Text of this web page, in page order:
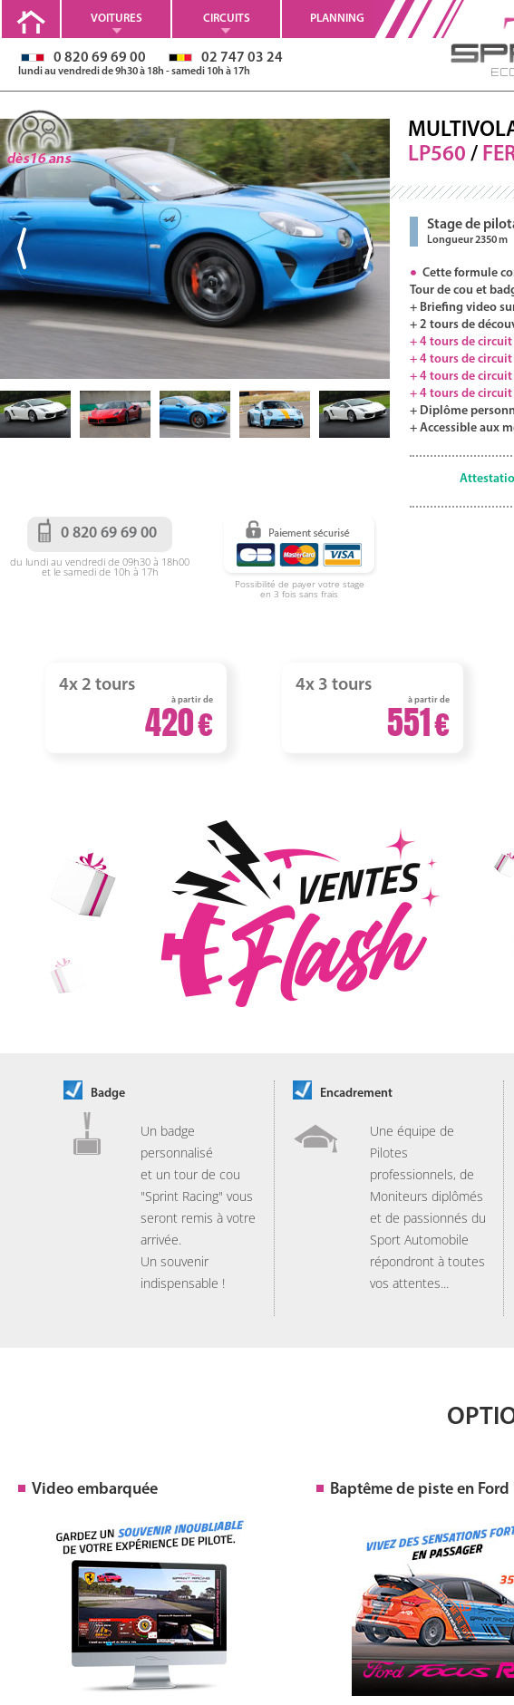
VOITURES CIRCUITS PLANNING
0 820 69 69 00 02 747 03 24
lundi au vendredi de 9h30 à 18h - samedi 10h à 17h
LP560 /
Stage de
Longueur 2350 m
Cette formule
Tour de cou et
+ Briefing video
+ 2 tours de
+ 4 tours de
+ 4 tours de
+ 4 tours de
+ 4 tours de
+ Diplôme
+ Accessible aux
0 820 69 69 00
du lundi au vendredi de 09h30 à 18h00
et le samedi de 10h à 17h
Possibilité de payer votre stage
en 3 fois sans frais
4x 2 tours
à partir de
420
4x 3 tours
à partir de
551
Badge
Un badge
personnalisé
et un tour de cou
"Sprint Racing" vous
seront remis à votre
arrivée.
Un souvenir
indispensable !
Encadrement
Une équipe de
Pilotes
professionnels, de
Moniteurs diplômés
et de passionnés du
Sport Automobile
répondront à toutes
vos attentes...
Video embarquée Baptême de piste en Ford